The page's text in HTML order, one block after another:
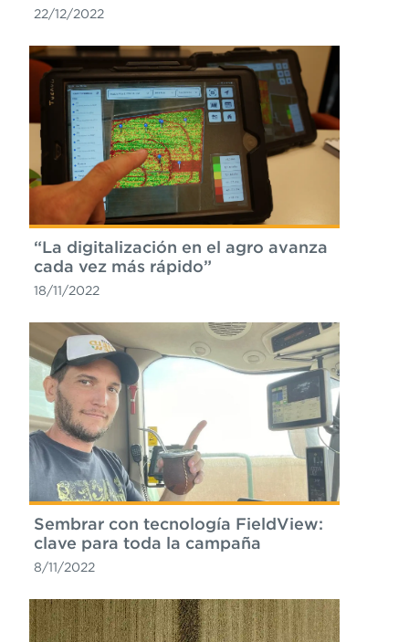
22/12/2022
“La digitalización en el agro avanza
cada vez más rápido”
18/11/2022
Sembrar con tecnología FieldView:
clave para toda la campaña
8/11/2022